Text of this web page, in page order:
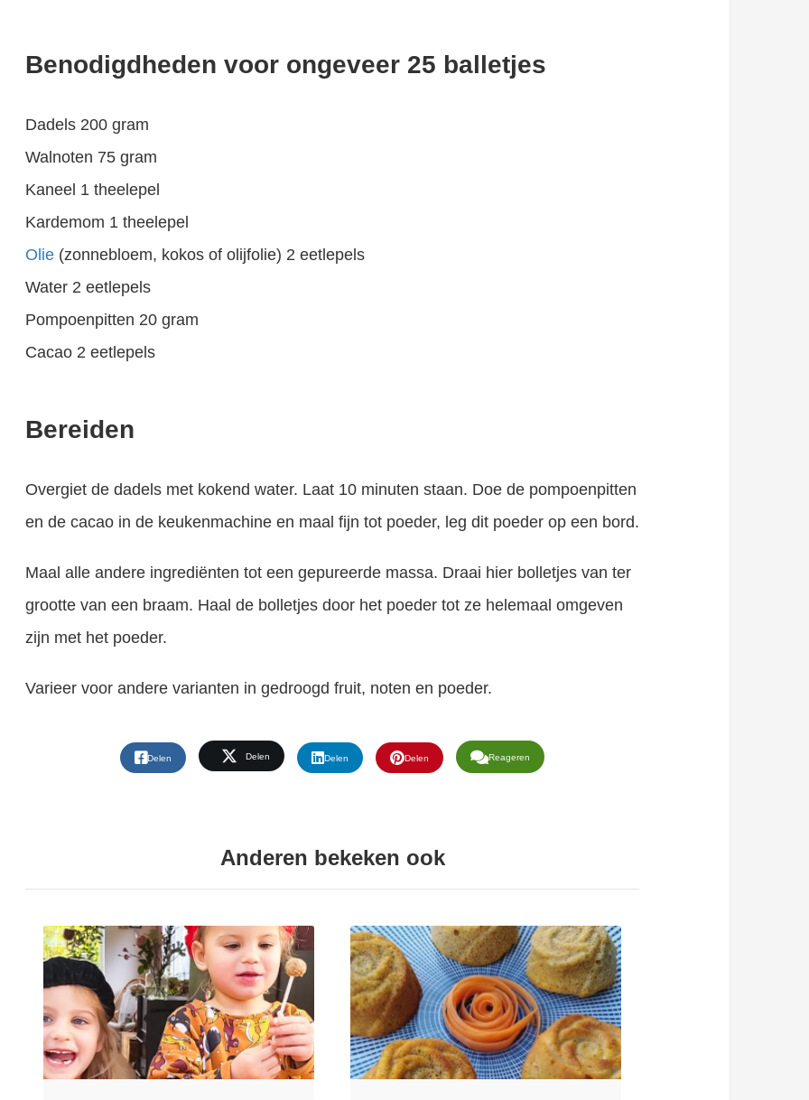
Benodigdheden voor ongeveer 25 balletjes
Dadels 200 gram
Walnoten 75 gram
Kaneel 1 theelepel
Kardemom 1 theelepel
Olie (zonnebloem, kokos of olijfolie) 2 eetlepels
Water 2 eetlepels
Pompoenpitten 20 gram
Cacao 2 eetlepels
Bereiden
Overgiet de dadels met kokend water. Laat 10 minuten staan. Doe de pompoenpitten
en de cacao in de keukenmachine en maal fijn tot poeder, leg dit poeder op een bord.
Maal alle andere ingrediënten tot een gepureerde massa. Draai hier bolletjes van ter
grootte van een braam. Haal de bolletjes door het poeder tot ze helemaal omgeven
zijn met het poeder.
Varieer voor andere varianten in gedroogd fruit, noten en poeder.
Delen Delen Delen Delen Reageren
Anderen bekeken ook